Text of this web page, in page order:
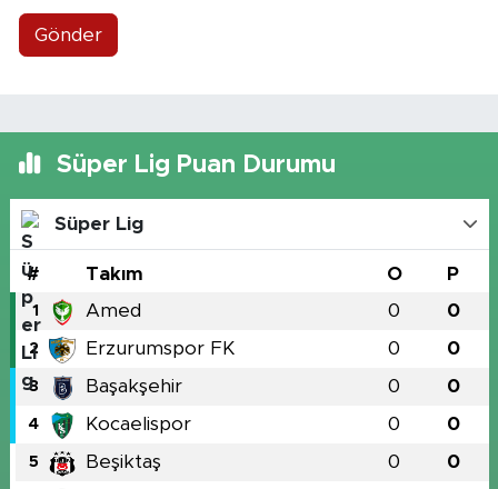
Gönder
Süper Lig Puan Durumu
Süper Lig
# Takım O P
1 Amed 0 0
2 Erzurumspor FK 0 0
3 Başakşehir 0 0
4 Kocaelispor 0 0
5 Beşiktaş 0 0